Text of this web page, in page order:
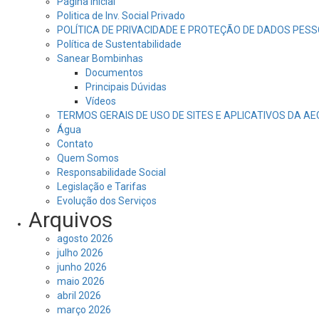
Politica de Inv. Social Privado
POLÍTICA DE PRIVACIDADE E PROTEÇÃO DE DADOS
Política de Sustentabilidade
Sanear Bombinhas
Documentos
Principais Dúvidas
Vídeos
TERMOS GERAIS DE USO DE SITES E APLICATIVOS DA
Água
Contato
Quem Somos
Responsabilidade Social
Legislação e Tarifas
Evolução dos Serviços
Arquivos
agosto 2026
julho 2026
junho 2026
maio 2026
abril 2026
março 2026